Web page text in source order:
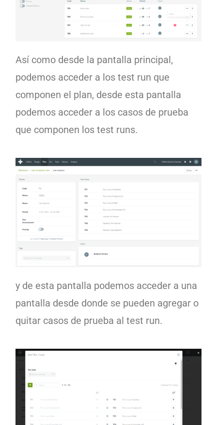
Así como desde la pantalla principal,
podemos acceder a los test run que
componen el plan, desde esta pantalla
podemos acceder a los casos de prueba
que componen los test runs.
y de esta pantalla podemos acceder a una
pantalla desde donde se pueden agregar o
quitar casos de prueba al test run.